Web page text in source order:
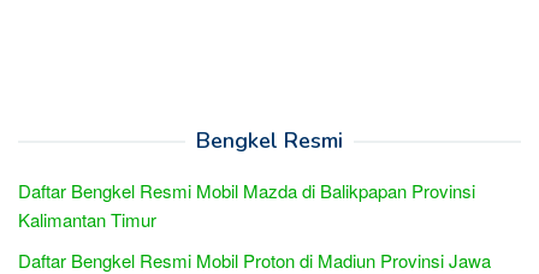
Bengkel Resmi
Daftar Bengkel Resmi Mobil Mazda di Balikpapan Provinsi
Kalimantan Timur
Daftar Bengkel Resmi Mobil Proton di Madiun Provinsi Jawa